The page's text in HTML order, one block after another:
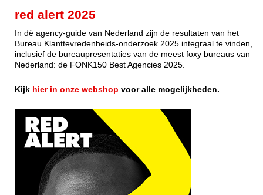
red alert 2025
In dè agency-guide van Nederland zijn de resultaten van het
Bureau Klanttevredenheids-onderzoek 2025 integraal te vinden,
inclusief de bureaupresentaties van de meest foxy bureaus van
Nederland: de FONK150 Best Agencies 2025.
Kijk hier in onze webshop voor alle mogelijkheden.